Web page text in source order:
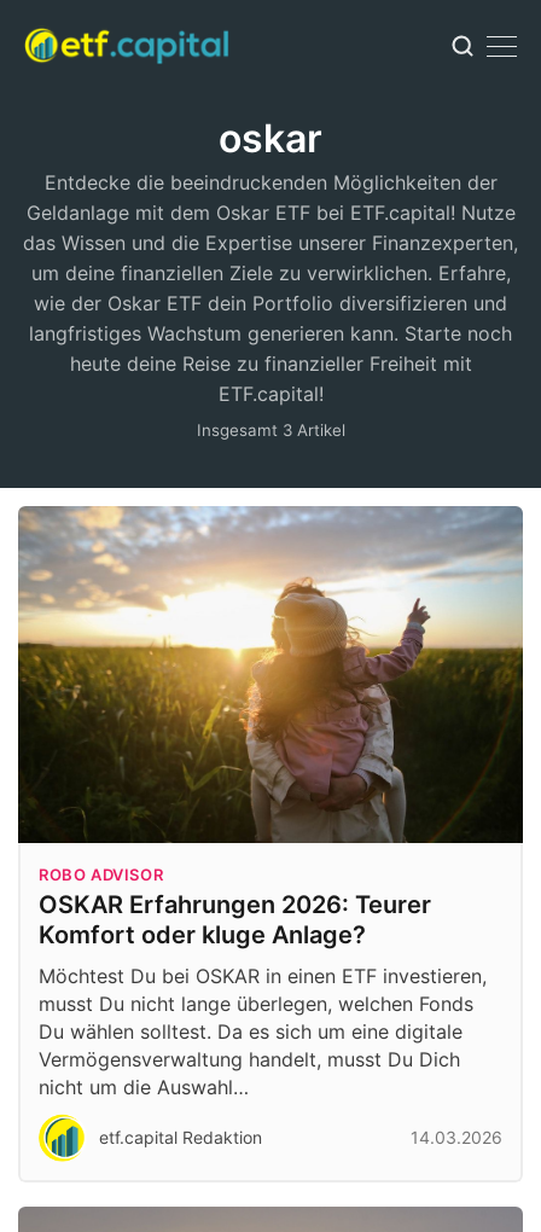
oskar
Entdecke die beeindruckenden Möglichkeiten der
Geldanlage mit dem Oskar ETF bei ETF.capital! Nutze
das Wissen und die Expertise unserer Finanzexperten,
um deine finanziellen Ziele zu verwirklichen. Erfahre,
wie der Oskar ETF dein Portfolio diversifizieren und
langfristiges Wachstum generieren kann. Starte noch
heute deine Reise zu finanzieller Freiheit mit
ETF.capital!
Insgesamt 3 Artikel
ROBO ADVISOR
OSKAR Erfahrungen 2026: Teurer
Komfort oder kluge Anlage?
Möchtest Du bei OSKAR in einen ETF investieren,
musst Du nicht lange überlegen, welchen Fonds
Du wählen solltest. Da es sich um eine digitale
Vermögensverwaltung handelt, musst Du Dich
nicht um die Auswahl…
etf.capital Redaktion 14.03.2026